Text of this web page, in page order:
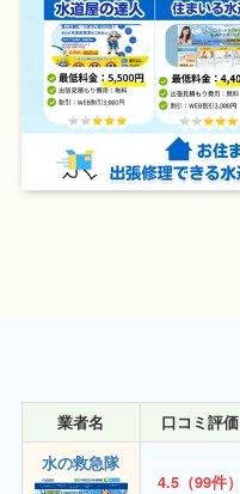
業者名 口コミ評価
水の救急隊
4.5（99件）